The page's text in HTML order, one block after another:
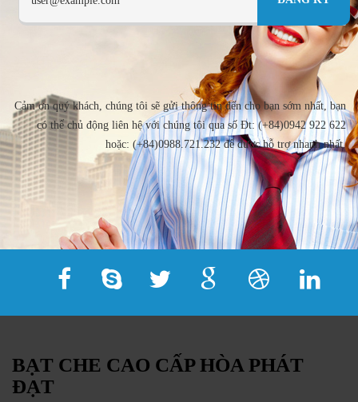
Cảm ơn quý khách, chúng tôi sẽ gửi thông tin đến cho bạn sớm nhất, bạn
có thể chủ động liên hệ với chúng tôi qua số Đt: (+84)0942 922 622
hoặc: (+84)0988.721.232 để được hỗ trợ nhanh nhất.
BẠT CHE CAO CẤP HÒA PHÁT
ĐẠT